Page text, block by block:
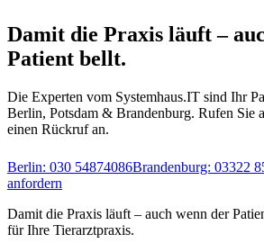
Damit die Praxis läuft –
Patient bellt.
Die Experten vom Systemhaus.IT sind Ihr
Berlin, Potsdam & Brandenburg. Rufen Sie
einen Rückruf an.
Berlin: 030 54874086Brandenburg: 03322
anfordern
Damit die Praxis läuft – auch wenn der
für Ihre Tierarztpraxis.